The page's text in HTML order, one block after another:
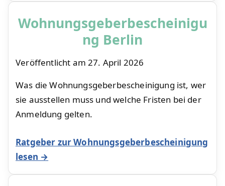
Wohnungsgeberbescheinigu
ng Berlin
Veröffentlicht am27. April 2026
Was die Wohnungsgeberbescheinigung ist, wer
sie ausstellen muss und welche Fristen bei der
Anmeldung gelten.
Ratgeber zur Wohnungsgeberbescheinigung
lesen →